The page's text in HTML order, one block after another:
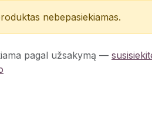
nebepasiekiamas.
pagal užsakymą —